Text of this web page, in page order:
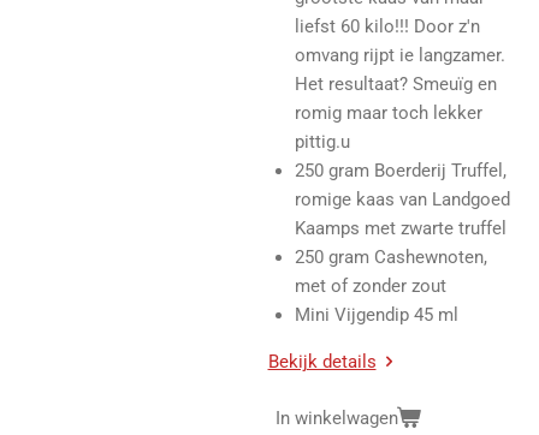
liefst 60 kilo!!! Door z'n
omvang rijpt ie langzamer.
Het resultaat? Smeuïg en
romig maar toch lekker
pittig.u
250 gram Boerderij Truffel,
romige kaas van Landgoed
Kaamps met zwarte truffel
250 gram Cashewnoten,
met of zonder zout
Mini Vijgendip 45 ml
Bekijk details
In winkelwagen